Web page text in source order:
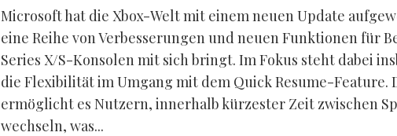
Microsoft hat die Xbox-Welt mit einem neuen Update
eine Reihe von Verbesserungen und neuen Funktionen für
Series X/S-Konsolen mit sich bringt. Im Fokus steht dabei
die Flexibilität im Umgang mit dem Quick Resume-Feature.
ermöglicht es Nutzern, innerhalb kürzester Zeit zwischen
wechseln, was...